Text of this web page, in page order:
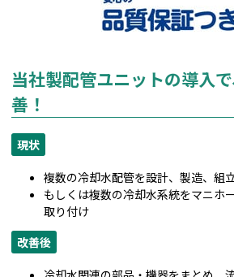
当社製配管ユニットの導入
善！
現状
複数の冷却水配管を設計、製造、組
もしくは複数の冷却水系統をマニホ
取り付け
改善後